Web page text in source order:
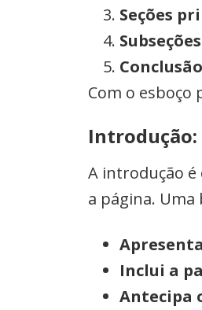
Seções
Com o esboço
A introdução
a página.
Inclui a
Antecipa